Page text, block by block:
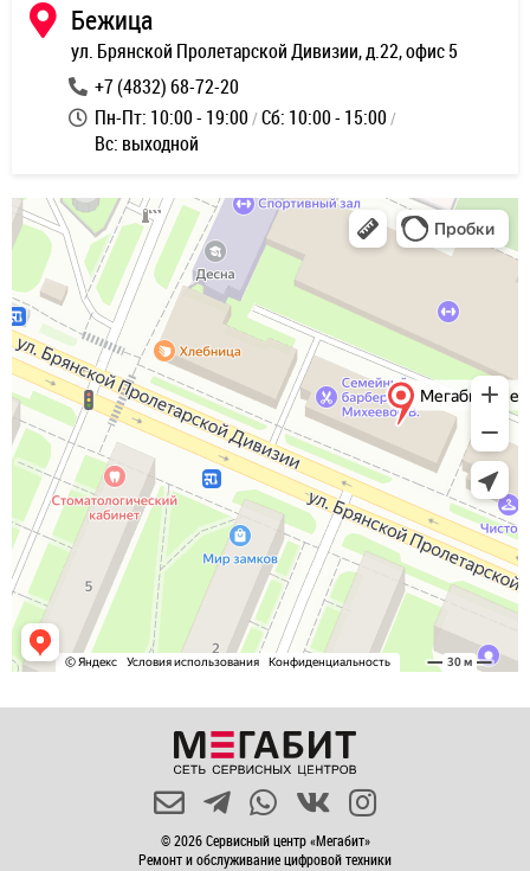
Бежица
ул. Брянской Пролетарской Дивизии, д.22, офис 5
+7 (4832) 68-72-20
Пн-Пт: 10:00 - 19:00 Сб: 10:00 - 15:00
Вс: выходной
© 2026 Сервисный центр «Мегабит»
Ремонт и обслуживание цифровой техники